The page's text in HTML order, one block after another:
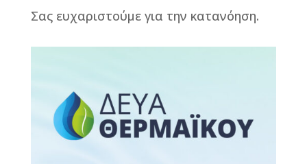
Σας ευχαριστούμε για την κατανόηση.